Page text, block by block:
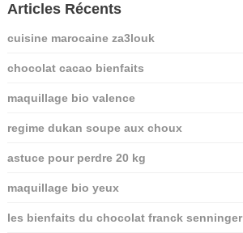
Articles Récents
cuisine marocaine za3louk
chocolat cacao bienfaits
maquillage bio valence
regime dukan soupe aux choux
astuce pour perdre 20 kg
maquillage bio yeux
les bienfaits du chocolat franck senninger